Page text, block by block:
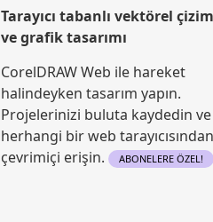
Tarayıcı tabanlı vektörel çizim
ve grafik tasarımı
CorelDRAW Web ile hareket
halindeyken tasarım yapın.
Projelerinizi buluta kaydedin ve
herhangi bir web tarayıcısından
çevrimiçi erişin.
ABONELERE ÖZEL!